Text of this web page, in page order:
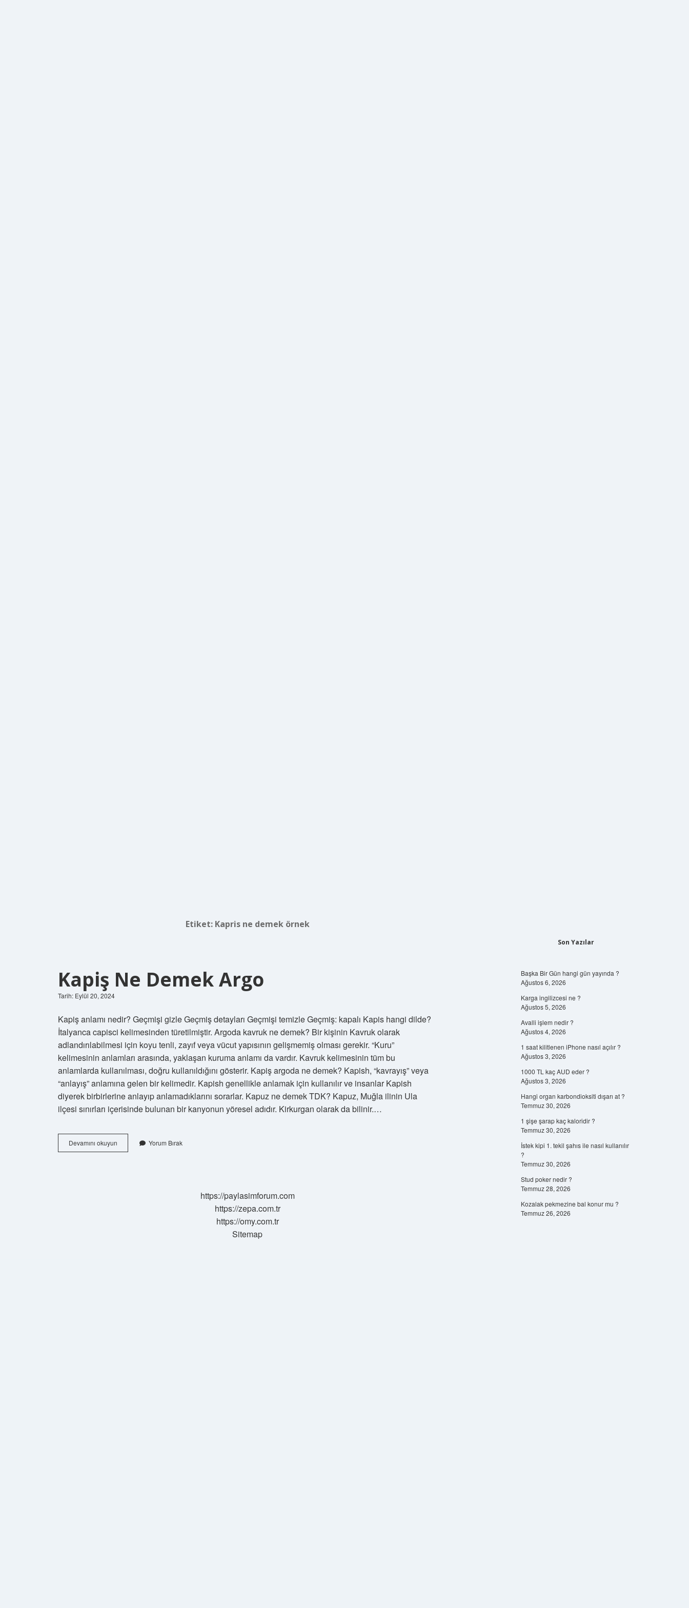
Etiket: Kapris ne demek örnek
Kapiş Ne Demek Argo
Tarih: Eylül 20, 2024
Kapiş anlamı nedir? Geçmişi gizle Geçmiş detayları Geçmişi temizle Geçmiş: kapalı Kapis hangi dilde?
İtalyanca capisci kelimesinden türetilmiştir. Argoda kavruk ne demek? Bir kişinin Kavruk olarak
adlandırılabilmesi için koyu tenli, zayıf veya vücut yapısının gelişmemiş olması gerekir. “Kuru”
kelimesinin anlamları arasında, yaklaşan kuruma anlamı da vardır. Kavruk kelimesinin tüm bu
anlamlarda kullanılması, doğru kullanıldığını gösterir. Kapiş argoda ne demek? Kapish, “kavrayış” veya
“anlayış” anlamına gelen bir kelimedir. Kapish genellikle anlamak için kullanılır ve insanlar Kapish
diyerek birbirlerine anlayıp anlamadıklarını sorarlar. Kapuz ne demek TDK? Kapuz, Muğla ilinin Ula
ilçesi sınırları içerisinde bulunan bir kanyonun yöresel adıdır. Kirkurgan olarak da bilinir.…
Devamını okuyun
Ne
Yorum Bırak
https://paylasimforum.com
https://zepa.com.tr
https://omy.com.tr
Sitemap
Son Yazılar
Başka Bir Gün hangi gün yayında ?
Ağustos 6, 2026
Karga ingilizcesi ne ?
Ağustos 5, 2026
Avalli işlem nedir ?
Ağustos 4, 2026
1 saat kilitlenen iPhone nasıl açılır ?
Ağustos 3, 2026
1000 TL kaç AUD eder ?
Ağustos 3, 2026
Hangi organ karbondioksiti dışarı at ?
Temmuz 30, 2026
1 şişe şarap kaç kaloridir ?
Temmuz 30, 2026
İstek kipi 1. tekil şahıs ile nasıl kullanılır
?
Temmuz 30, 2026
Stud poker nedir ?
Temmuz 28, 2026
Kozalak pekmezine bal konur mu ?
Temmuz 26, 2026